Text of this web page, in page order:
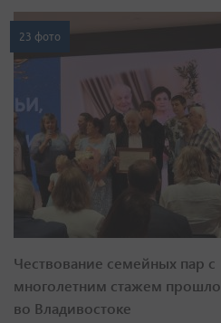
23 фото
Чествование семейных пар с
многолетним стажем прошло
во Владивостоке